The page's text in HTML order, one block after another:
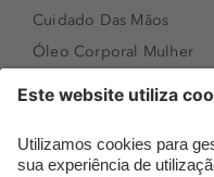
Cuidado Das Mãos
Óleo Corporal Mulher
Sérum de Rosto